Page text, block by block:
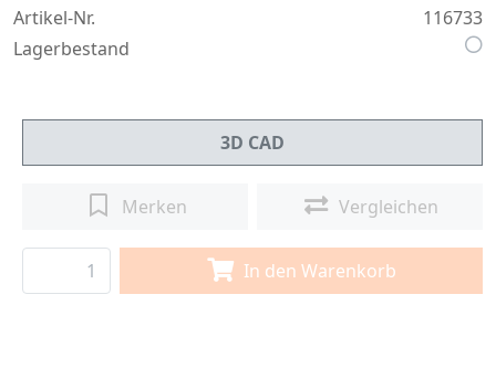
Artikel-Nr.
116733
Lagerbestand
3D CAD
Merken Vergleichen
In den Warenkorb